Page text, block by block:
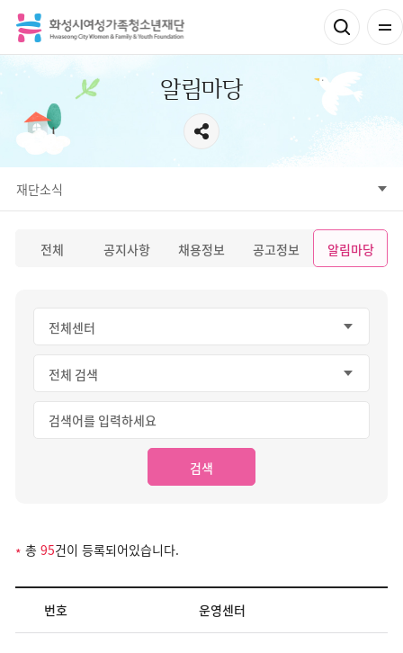
알림마당
재단소식
전체
공지사항 채용정보 공고정보 알림마당
검색
* 총 95건이 등록되어있습니다.
번호 운영센터